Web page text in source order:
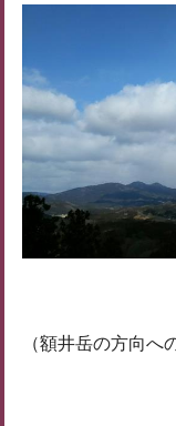
（額井岳の方向へ